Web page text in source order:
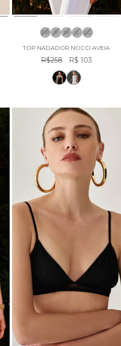
PP P M G GG
TOP NADADOR NOCCI AVEIA
R$258 R$ 103